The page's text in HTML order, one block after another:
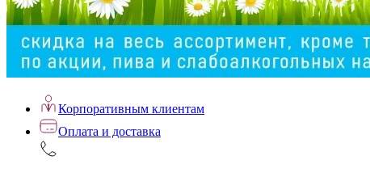
Корпоративным клиентам
Оплата и доставка